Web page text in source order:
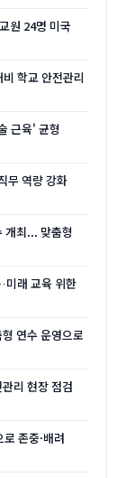
원 24명 미국
학교 안전관리
근육' 균형
무 역량 강화
개최... 맞춤형
미래 교육 위한
연수 운영으로
리 현장 점검
존중·배려